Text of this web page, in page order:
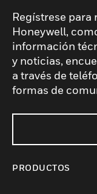
Regístrese
Honeywell,
información
y noticias,
a través de
formas de
PRODUCTOS